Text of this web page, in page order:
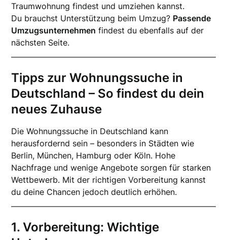
Traumwohnung findest und umziehen kannst.
Du brauchst Unterstützung beim Umzug? Passende
Umzugsunternehmen findest du ebenfalls auf der
nächsten Seite.
Tipps zur Wohnungssuche in
Deutschland – So findest du dein
neues Zuhause
Die Wohnungssuche in Deutschland kann
herausfordernd sein – besonders in Städten wie
Berlin, München, Hamburg oder Köln. Hohe
Nachfrage und wenige Angebote sorgen für starken
Wettbewerb. Mit der richtigen Vorbereitung kannst
du deine Chancen jedoch deutlich erhöhen.
1. Vorbereitung: Wichtige